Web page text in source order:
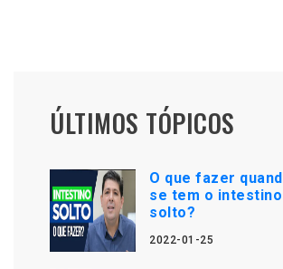
ÚLTIMOS TÓPICOS
O que fazer
se tem o intestino
solto?
2022-01-25